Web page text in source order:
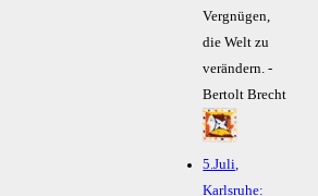
Vergnügen,
die Welt zu
verändern. -
Bertolt Brecht
5.Juli,
Karlsruhe: